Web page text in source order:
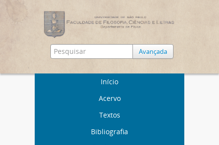
Avançada
Início
Acervo
Textos
Bibliografia